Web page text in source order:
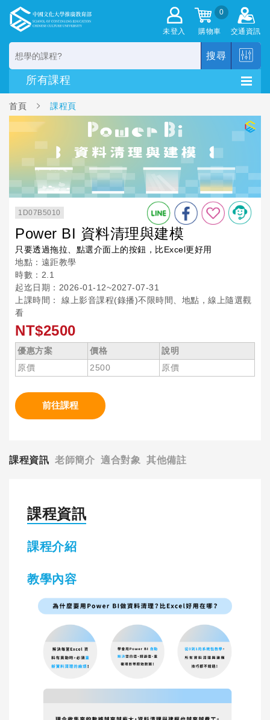
未登入
0
購物車 交通資訊
搜尋
首頁 課程頁
1D07B5010
Power BI 資料清理與建模
只要透過拖拉、點選介面上的按鈕，比Excel更好用
地點：遠距教學
時數：2.1
起迄日期：2026-01-12~2027-07-31
上課時間： 線上影音課程(錄播)不限時間、地點，線上隨選觀
看
NT$2500
優惠方案 價格
說明
原價
2500 原價
前往課程
課程資訊 老師簡介 適合對象 其他備註
課程資訊
課程介紹
教學內容